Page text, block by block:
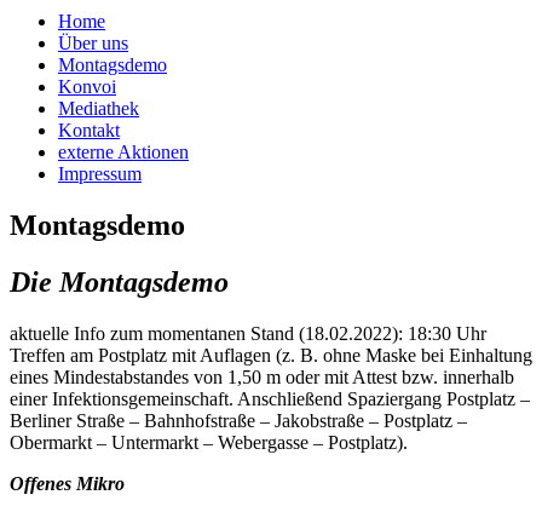
Home
Über uns
Montagsdemo
Konvoi
Mediathek
Kontakt
externe Aktionen
Impressum
Montagsdemo
Die Montagsdemo
aktuelle Info zum momentanen Stand (18.02.2022): 18:30 Uhr
Treffen am Postplatz mit Auflagen (z. B. ohne Maske bei Einhaltung
eines Mindestabstandes von 1,50 m oder mit Attest bzw. innerhalb
einer Infektionsgemeinschaft. Anschließend Spaziergang Postplatz –
Berliner Straße – Bahnhofstraße – Jakobstraße – Postplatz –
Obermarkt – Untermarkt – Webergasse – Postplatz).
Offenes Mikro